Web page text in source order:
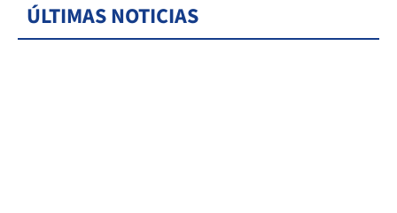
ÚLTIMAS NOTICIAS